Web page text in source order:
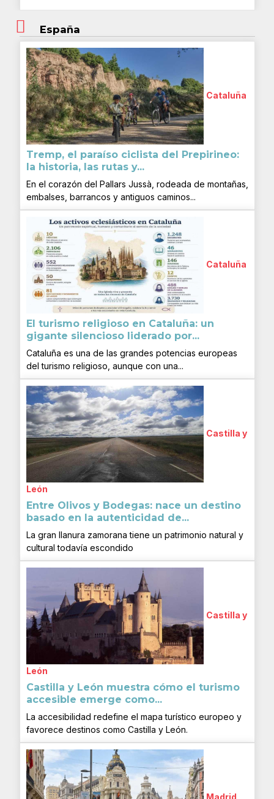
España
Cataluña
Tremp, el paraíso ciclista del Prepirineo:
la historia, las rutas y...
En el corazón del Pallars Jussà, rodeada de montañas,
embalses, barrancos y antiguos caminos...
Cataluña
El turismo religioso en Cataluña: un
gigante silencioso liderado por...
Cataluña es una de las grandes potencias europeas
del turismo religioso, aunque con una...
Castilla y
León
Entre Olivos y Bodegas: nace un destino
basado en la autenticidad de...
La gran llanura zamorana tiene un patrimonio natural y
cultural todavía escondido
Castilla y
León
Castilla y León muestra cómo el turismo
accesible emerge como...
La accesibilidad redefine el mapa turístico europeo y
favorece destinos como Castilla y León.
Madrid